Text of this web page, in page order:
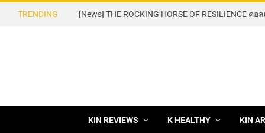
TRENDING
KIN REVIEWS K HEALTHY KIN